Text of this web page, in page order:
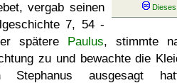
vergab seinen
7, 54 -
spätere Paulus, stimmte
zu und bewachte die
ausgesagt